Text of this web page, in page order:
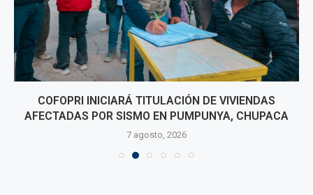
COFOPRI INICIARÁ TITULACIÓN DE VIVIENDAS
AFECTADAS POR SISMO EN PUMPUNYA, CHUPACA
7 agosto, 2026